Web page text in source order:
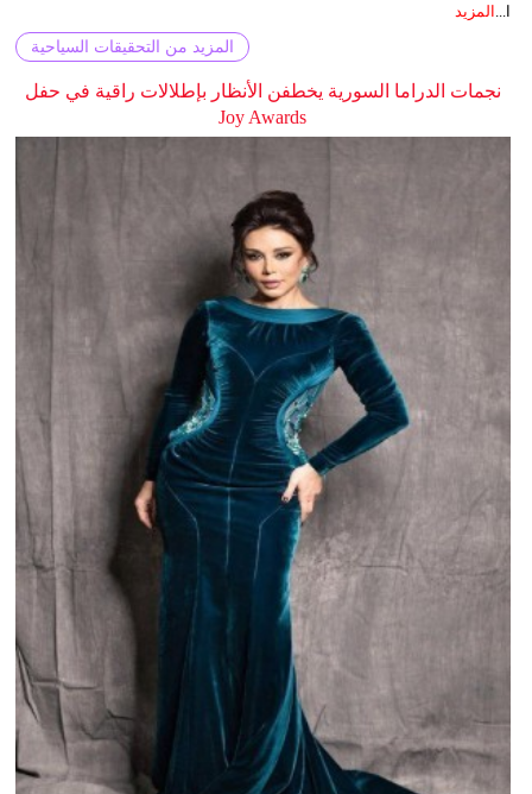
ا...
المزيد
المزيد من التحقيقات السياحية
نجمات الدراما السورية يخطفن الأنظار بإطلالات راقية في حفل
Joy Awards